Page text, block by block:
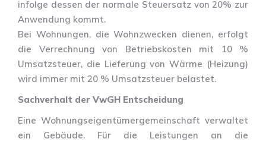
infolge dessen der normale Steuersatz von 20% zur
Anwendung kommt.
Bei Wohnungen, die Wohnzwecken dienen, erfolgt
die Verrechnung von Betriebskosten mit 10 %
Umsatzsteuer, die Lieferung von Wärme (Heizung)
wird immer mit 20 % Umsatzsteuer belastet.
Sachverhalt der VwGH Entscheidung
Eine Wohnungseigentümergemeinschaft verwaltet
ein Gebäude. Für die Leistungen an die